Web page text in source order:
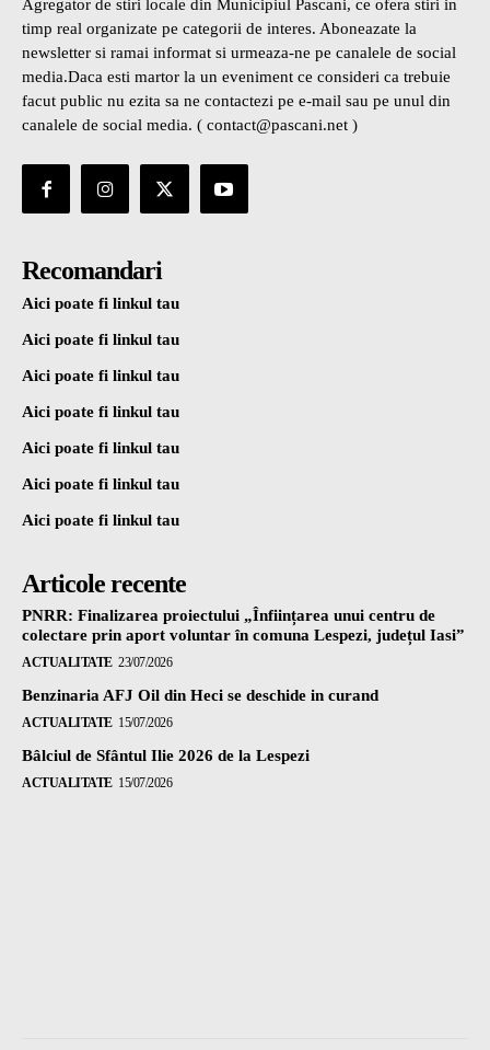
Agregator de stiri locale din Municipiul Pascani, ce ofera stiri in
timp real organizate pe categorii de interes. Aboneazate la
newsletter si ramai informat si urmeaza-ne pe canalele de social
media.Daca esti martor la un eveniment ce consideri ca trebuie
facut public nu ezita sa ne contactezi pe e-mail sau pe unul din
canalele de social media. ( contact@pascani.net )
Recomandari
Aici poate fi linkul tau
Aici poate fi linkul tau
Aici poate fi linkul tau
Aici poate fi linkul tau
Aici poate fi linkul tau
Aici poate fi linkul tau
Aici poate fi linkul tau
Articole recente
PNRR: Finalizarea proiectului „Înființarea unui centru de
colectare prin aport voluntar în comuna Lespezi, județul Iasi”
ACTUALITATE 23/07/2026
Benzinaria AFJ Oil din Heci se deschide in curand
ACTUALITATE 15/07/2026
Bâlciul de Sfântul Ilie 2026 de la Lespezi
ACTUALITATE 15/07/2026